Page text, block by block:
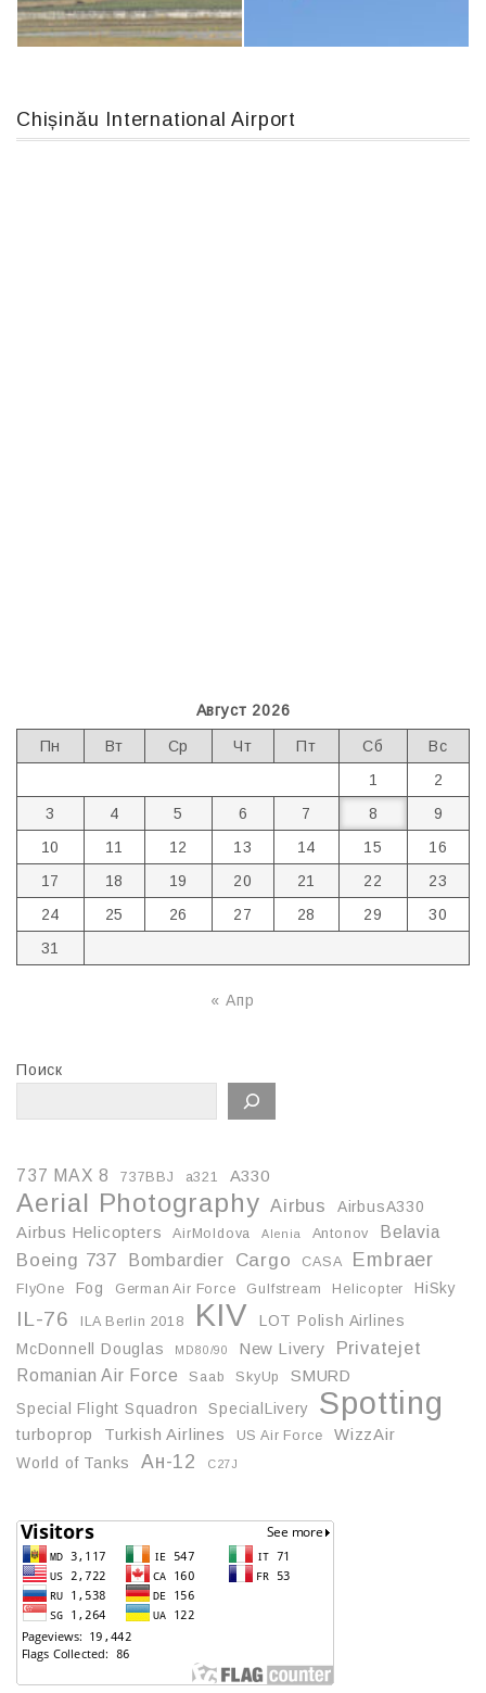
Airbus A319-114 D-AILN, Lufthansa, Франкфурт-Кишинев, 24/06/18
Chișinău International Airport
Август 2026
Пн Вт Ср Чт Пт Сб
Вс
1
2
3
4 5 6 7 8
9
10
11 12 13 14 15
16
17
18 19 20 21 22
23
24
25 26 27 28 29
30
31
« Апр
Поиск
737 MAX 8 737BBJ a321 A330
Aerial Photography Airbus
AirbusA330
Airbus Helicopters
AirMoldova Alenia Antonov Belavia
Boeing 737 Bombardier Cargo CASA Embraer
FlyOne Fog German Air Force Gulfstream Helicopter HiSky
IL-76 ILA Berlin 2018 KIV
LOT Polish Airlines
McDonnell Douglas
MD80/90 New Livery Privatejet
Romanian Air Force Saab SkyUp
SMURD
Special Flight Squadron
SpecialLivery Spotting
turboprop Turkish Airlines US Air Force
WizzAir
World of Tanks
Ан-12 С27J